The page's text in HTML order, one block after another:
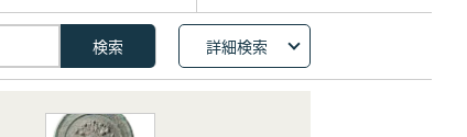
詳細検索